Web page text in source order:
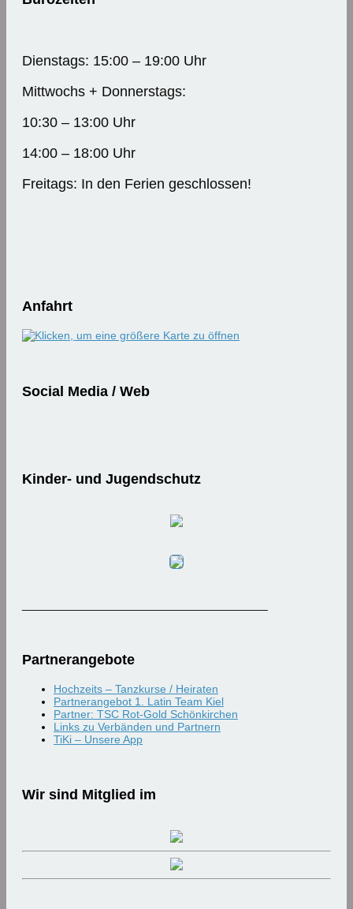
Dienstags: 15:00 – 19:00 Uhr
Mittwochs + Donnerstags:
10:30 – 13:00 Uhr
14:00 – 18:00 Uhr
Freitags: In den Ferien geschlossen!
Anfahrt
Social Media / Web
Kinder- und Jugendschutz
Partnerangebote
Hochzeits – Tanzkurse / Heiraten
Partnerangebot 1. Latin Team Kiel
Partner: TSC Rot-Gold Schönkirchen
Links zu Verbänden und Partnern
TiKi – Unsere App
Wir sind Mitglied im